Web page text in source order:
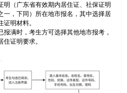
明（广东省有效期内居住证、社保证明
一，下同）所在地市报名，其中选择居
明材料。
报满时，考生方可选择其他地市报考，
证明要求。